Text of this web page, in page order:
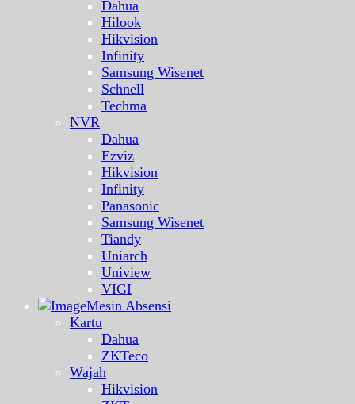
Dahua
Hilook
Hikvision
Infinity
Samsung Wisenet
Schnell
Techma
NVR
Dahua
Ezviz
Hikvision
Infinity
Panasonic
Samsung Wisenet
Tiandy
Uniarch
Uniview
VIGI
Mesin Absensi
Kartu
Dahua
ZKTeco
Wajah
Hikvision